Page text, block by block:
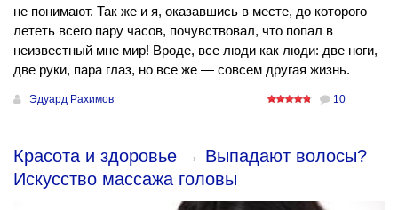
не понимают. Так же и я, оказавшись в месте, до которого
лететь всего пару часов, почувствовал, что попал в
неизвестный мне мир! Вроде, все люди как люди: две ноги,
две руки, пара глаз, но все же — совсем другая жизнь.
Эдуард Рахимов 10
Красота и здоровье → Выпадают волосы?
Искусство массажа головы